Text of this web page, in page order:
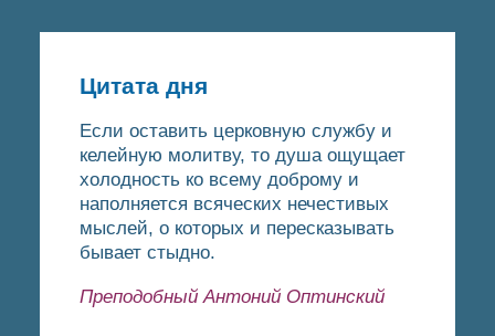
Цитата дня
Если оставить церковную службу и
келейную молитву, то душа ощущает
холодность ко всему доброму и
наполняется всяческих нечестивых
мыслей, о которых и пересказывать
бывает стыдно.
Преподобный Антоний Оптинский